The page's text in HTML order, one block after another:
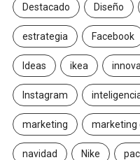
Destacado Diseño
estrategia Facebook
Ideas ikea
Instagram
marketing marketing
navidad Nike